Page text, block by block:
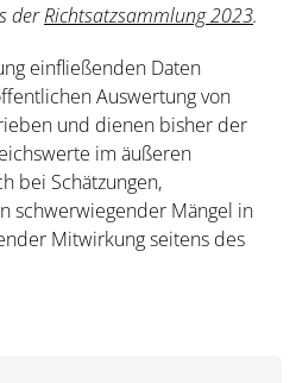
derRichtsatzsammlung 2023.
einfließenden Daten
Auswertung von
und dienen bisher der
im äußeren
bei Schätzungen,
schwerwiegender Mängel in
Mitwirkung seitens des